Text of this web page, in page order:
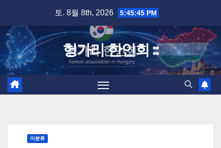
content
토. 8월 8th, 2026 5:45:46 PM
헝가리 한인회 ::
미분류